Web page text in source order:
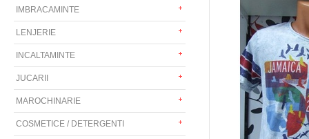
IMBRACAMINTE
LENJERIE
INCALTAMINTE
JUCARII
MAROCHINARIE
COSMETICE / DETERGENTI